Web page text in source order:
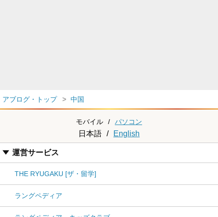
アブログ・トップ 中国
モバイル / パソコン
日本語 / English
運営サービス
THE RYUGAKU [ザ・留学]
ラングペディア